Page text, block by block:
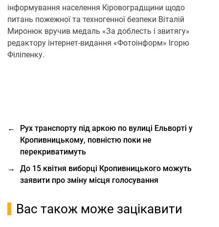
інформування населення Кіровоградщини щодо
питань пожежної та техногенної безпеки Віталій
Миронюк вручив медаль «За доблесть і звитягу»
редактору інтернет-видання «Фотоінформ» Ігорю
Філіпенку.
←
Рух транспорту під аркою по вулиці Ельворті у
Кропивницькому, повністю поки не
перекриватимуть
→
До 15 квітня виборці Кропивницького можуть
заявити про зміну місця голосування
Вас також може зацікавити